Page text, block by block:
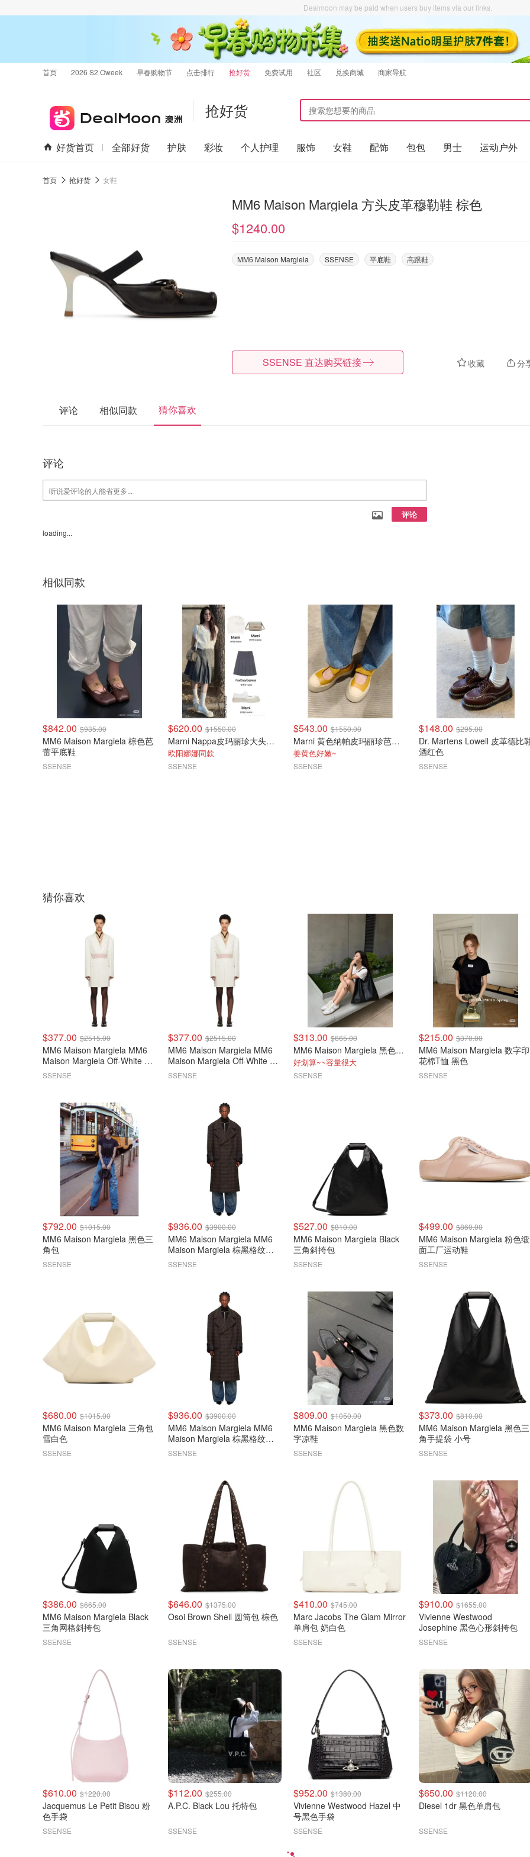
Dealmoon may be paid when users buy items via our links.
首页 2026 S2 Oweek 早春购物节 点击排行 抢好货 免费试用 社区 兑换商城 商家导航
抢好货
好货首页 全部好货 护肤 彩妆 个人护理 服饰 女鞋 配饰 包包 男士 运动户外
首页 抢好货 女鞋
MM6 Maison Margiela 方头皮革穆勒鞋 棕色
$1240.00
MM6 Maison Margiela SSENSE 平底鞋 高跟鞋
收藏 分
SSENSE 直达购买链接
评论 相似同款 猜你喜欢
评论
评论
loading...
相似同款
$842.00 $935.00
MM6 Maison Margiela 棕色芭
蕾平底鞋
SSENSE
$620.00 $1550.00
Marni Nappa皮玛丽珍大头鞋 米色
欧阳娜娜同款
SSENSE
$543.00 $1550.00
Marni 黄色纳帕皮玛丽珍芭蕾平底鞋
姜黄色好嫩~
SSENSE
$148.00 $295.00
Dr. Martens Lowell 皮革德比
酒红色
SSENSE
猜你喜欢
$377.00 $2515.00
MM6 Maison Margiela MM6
Maison Margiela Off-White 单
排扣大衣
SSENSE
$377.00 $2515.00
MM6 Maison Margiela MM6
Maison Margiela Off-White 单
排扣大衣
SSENSE
$313.00 $665.00
MM6 Maison Margiela 黑色小号托特包
好划算~~容量很大
SSENSE
$215.00 $370.00
MM6 Maison Margiela 数字印
花棉T恤 黑色
SSENSE
$792.00 $1015.00
MM6 Maison Margiela 黑色三
角包
SSENSE
$936.00 $3900.00
MM6 Maison Margiela MM6
Maison Margiela 棕黑格纹大
衣
SSENSE
$527.00 $810.00
MM6 Maison Margiela Black
三角斜挎包
SSENSE
$499.00 $860.00
MM6 Maison Margiela 粉色缎
面工厂运动鞋
SSENSE
$680.00 $1015.00
MM6 Maison Margiela 三角包
雪白色
SSENSE
$936.00 $3900.00
MM6 Maison Margiela MM6
Maison Margiela 棕黑格纹大
衣
SSENSE
$809.00 $1050.00
MM6 Maison Margiela 黑色数
字凉鞋
SSENSE
$373.00 $810.00
MM6 Maison Margiela 黑色三
角手提袋 小号
SSENSE
$386.00 $665.00
MM6 Maison Margiela Black
三角网格斜挎包
SSENSE
$646.00 $1375.00
Osoi Brown Shell 圆筒包 棕色
SSENSE
$410.00 $745.00
Marc Jacobs The Glam Mirror
单肩包 奶白色
SSENSE
$910.00 $1655.00
Vivienne Westwood
Josephine 黑色心形斜挎包
SSENSE
$610.00 $1220.00
Jacquemus Le Petit Bisou 粉
色手袋
SSENSE
$112.00 $255.00
A.P.C. Black Lou 托特包
SSENSE
$952.00 $1380.00
Vivienne Westwood Hazel 中
号黑色手袋
SSENSE
$650.00 $1120.00
Diesel 1dr 黑色单肩包
SSENSE